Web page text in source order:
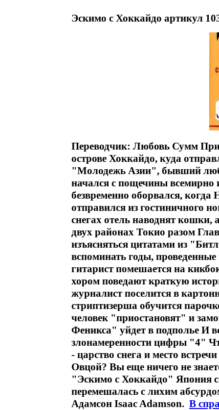
Эскимо с Хоккайдо артикул
Переводчик: Любовь Сумм
острове Хоккайдо, куда
"Молодежь Азии", бывший
начался с пощечины всемирно
безвременно оборвался,
отправился из гостиничного
снегах отель наводнят кошки,
двух районах Токио разом
изъясняться цитатами из
вспоминать годы,
гитарист помешается на
хором поведают краткую
журналист поселится в
стриптизерша обучится
человек "приостановят" и
Феникса" уйдет в подполье И
злонамеренности цифры "4"
- царство снега и место
Овцой? Вы еще ничего не
"Эскимо с Хоккайдо" Япония
перемешалась с лихим
Адамсон Isaac Adamson. В